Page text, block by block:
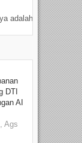
adalah...
DTI
AI
Ags